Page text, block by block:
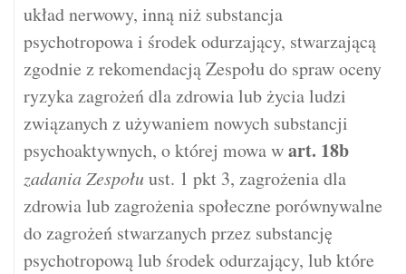
układ nerwowy, inną niż substancja
psychotropowa i środek odurzający, stwarzającą
zgodnie z rekomendacją Zespołu do spraw oceny
ryzyka zagrożeń dla zdrowia lub życia ludzi
związanych z używaniem nowych substancji
psychoaktywnych, o której mowa wart. 18b
zadania Zespołuust. 1 pkt 3, zagrożenia dla
zdrowia lub zagrożenia społeczne porównywalne
do zagrożeń stwarzanych przez substancję
psychotropową lub środek odurzający, lub które